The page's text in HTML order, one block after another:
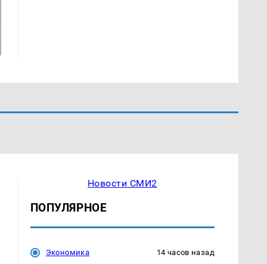
Новости СМИ2
ПОПУЛЯРНОЕ
Экономика 14 часов назад